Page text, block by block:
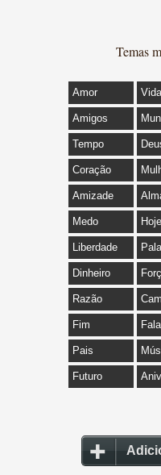
Temas
Amor
Amigos
Tempo
Coração
Amizade
Medo Hoje
Liberdade
Dinheiro
Razão
Fim
Pais
Futuro